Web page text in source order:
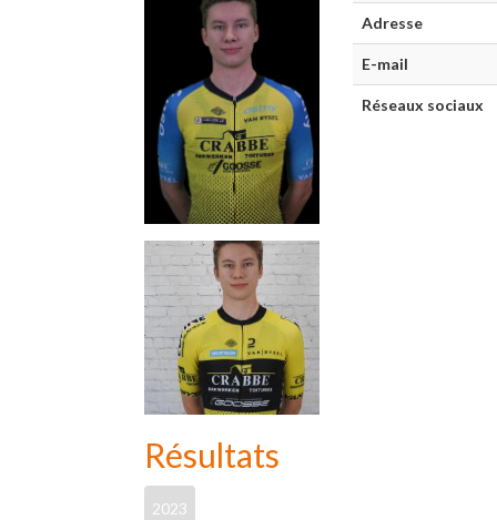
Adresse
E-mail
Réseaux sociaux
Résultats
2023